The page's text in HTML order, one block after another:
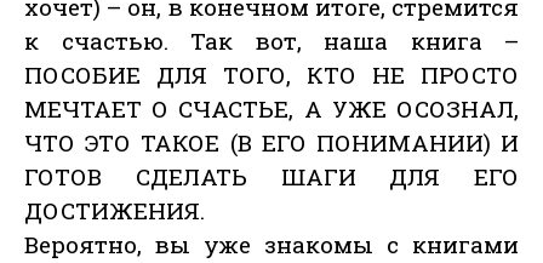
хочет) – он, в конечном итоге, стремится
к счастью. Так вот, наша книга –
ПОСОБИЕ ДЛЯ ТОГО, КТО НЕ ПРОСТО
МЕЧТАЕТ О СЧАСТЬЕ, А УЖЕ ОСОЗНАЛ,
ЧТО ЭТО ТАКОЕ (В ЕГО ПОНИМАНИИ) И
ГОТОВ СДЕЛАТЬ ШАГИ ДЛЯ ЕГО
ДОСТИЖЕНИЯ.
Вероятно, вы уже знакомы с книгами